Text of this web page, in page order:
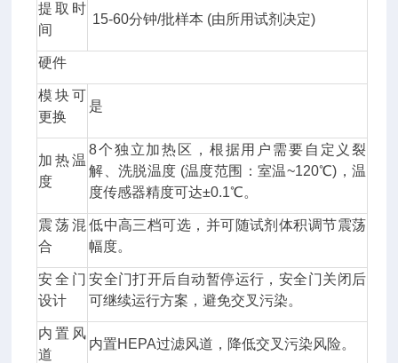
提取时
间
15-60分钟/批样本 (由所用试剂决定)
硬件
模块可
更换
是
加热温
度
8个独立加热区，根据用户需要自定义裂
解、洗脱温度 (温度范围：室温~120℃)，温
度传感器精度可达±0.1℃。
震荡混
合
低中高三档可选，并可随试剂体积调节震荡
幅度。
安全门
设计
安全门打开后自动暂停运行，安全门关闭后
可继续运行方案，避免交叉污染。
内置风
道
内置HEPA过滤风道，降低交叉污染风险。